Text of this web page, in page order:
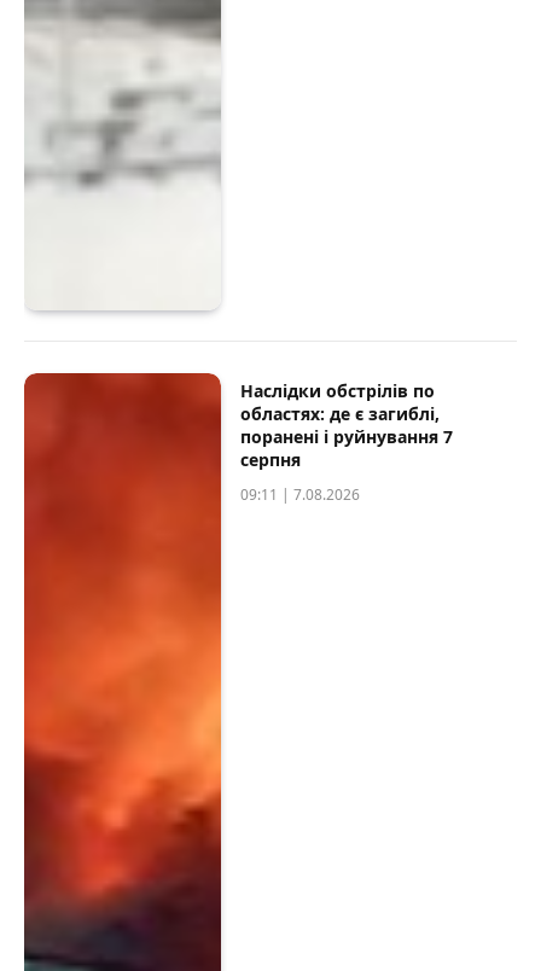
Наслідки обстрілів по
областях: де є загиблі,
поранені і руйнування 7
серпня
09:11 | 7.08.2026